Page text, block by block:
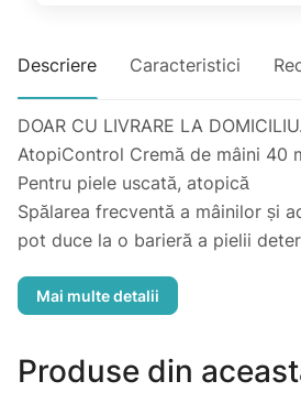
Descriere Caracteristici
DOAR CU LIVRARE LA
AtopiControl Cremă de mâini 40
Pentru piele uscată, atopică
Spălarea frecventă a mâinilor și
pot duce la o barieră a pielii
În funcție de severitate, pielea
înroșire.
Inovația: Formula are un
Produse din